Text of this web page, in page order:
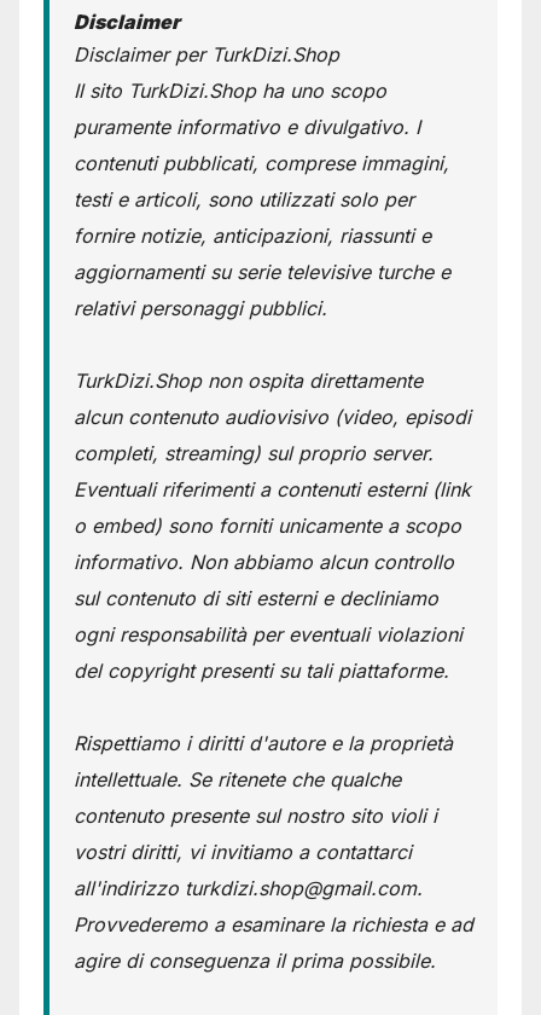
Disclaimer
Disclaimer per TurkDizi.Shop
Il sito TurkDizi.Shop ha uno scopo
puramente informativo e divulgativo. I
contenuti pubblicati, comprese immagini,
testi e articoli, sono utilizzati solo per
fornire notizie, anticipazioni, riassunti e
aggiornamenti su serie televisive turche e
relativi personaggi pubblici.
TurkDizi.Shop non ospita direttamente
alcun contenuto audiovisivo (video, episodi
completi, streaming) sul proprio server.
Eventuali riferimenti a contenuti esterni (link
o embed) sono forniti unicamente a scopo
informativo. Non abbiamo alcun controllo
sul contenuto di siti esterni e decliniamo
ogni responsabilità per eventuali violazioni
del copyright presenti su tali piattaforme.
Rispettiamo i diritti d'autore e la proprietà
intellettuale. Se ritenete che qualche
contenuto presente sul nostro sito violi i
vostri diritti, vi invitiamo a contattarci
all'indirizzo turkdizi.shop@gmail.com.
Provvederemo a esaminare la richiesta e ad
agire di conseguenza il prima possibile.